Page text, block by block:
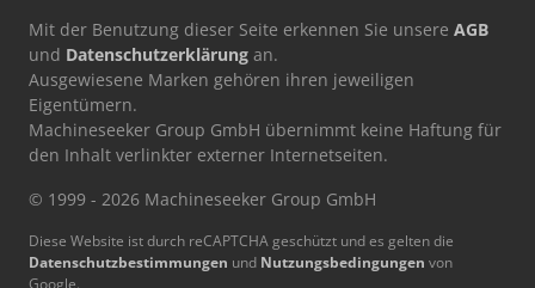
Mit der Benutzung dieser Seite erkennen Sie unsere AGB
und Datenschutzerklärung an.
Ausgewiesene Marken gehören ihren jeweiligen
Eigentümern.
Machineseeker Group GmbH übernimmt keine Haftung für
den Inhalt verlinkter externer Internetseiten.
© 1999 - 2026 Machineseeker Group GmbH
Diese Website ist durch reCAPTCHA geschützt und es gelten die
Datenschutzbestimmungen und Nutzungsbedingungen von